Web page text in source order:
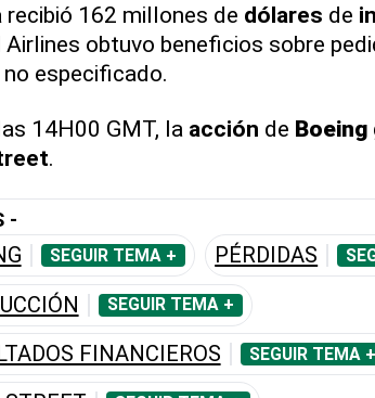
recibió 162 millones de dólares de
Airlines obtuvo beneficios sobre
especificado.
14H00 GMT, la acción de Boeing
.
-
SEGUIR TEMA + PÉRDIDAS
SEGUIR TEMA +
FINANCIEROS SEGUIR TEMA +